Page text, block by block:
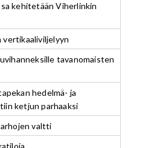
kehitetään Viherlinkin
vertikaaliviljelyyn
tavanomaisten
hedelmä- ja
ketjun parhaaksi
valtti